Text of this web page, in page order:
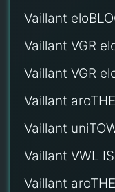
Vaillant
Vaillant VGR
Vaillant VGR
Vaillant
Vaillant
Vaillant VWL IS
Vaillant